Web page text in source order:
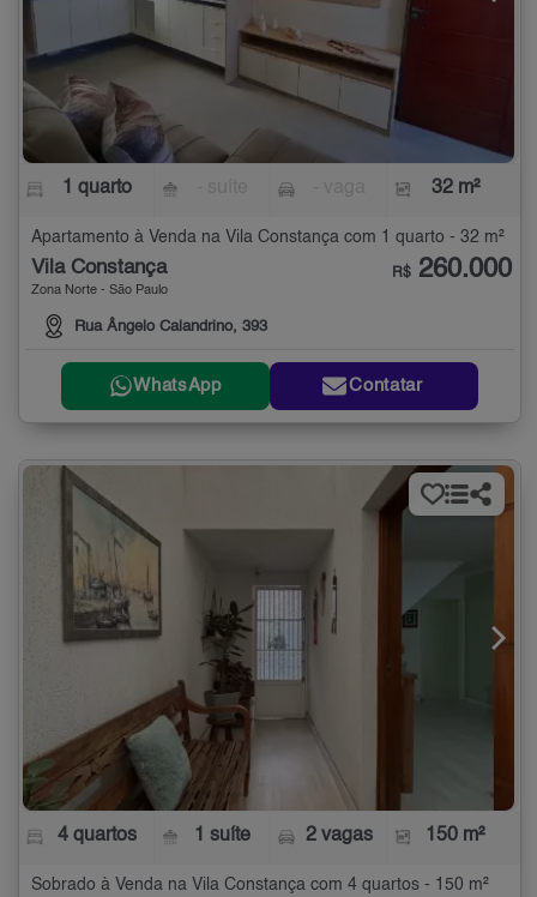
1 quarto 32 m²
Apartamento à Venda na Vila Constança com 1 quarto - 32 m²
Vila Constança
Zona Norte - São Paulo
Rua Ângelo Calandrino, 393
R$ 260.000
WhatsApp Contatar
4 quartos 1 suíte 2 vagas 150 m²
Sobrado à Venda na Vila Constança com 4 quartos - 150 m²